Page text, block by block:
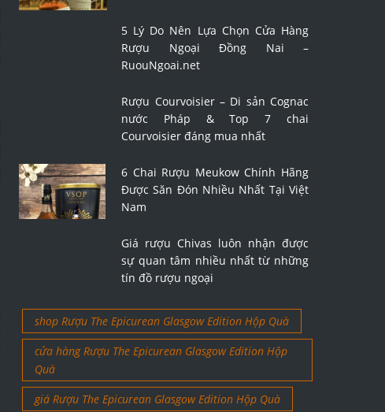
5 Lý Do Nên Lựa Chọn Cửa Hàng
Rượu Ngoại Đồng Nai –
RuouNgoai.net
Rượu Courvoisier – Di sản Cognac
nước Pháp & Top 7 chai
Courvoisier đáng mua nhất
6 Chai Rượu Meukow Chính Hãng
Được Săn Đón Nhiều Nhất Tại Việt
Nam
Giá rượu Chivas luôn nhận được
sự quan tâm nhiều nhất từ những
tín đồ rượu ngoại
shop Rượu The Epicurean Glasgow Edition Hộp Quà
cửa hàng Rượu The Epicurean Glasgow Edition Hộp
Quà
giá Rượu The Epicurean Glasgow Edition Hộp Quà